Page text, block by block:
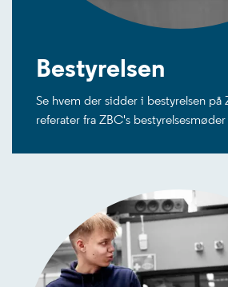
Bestyrelsen
Se hvem der sidder i bestyrelsen på
referater fra ZBC's bestyrelsesmøder